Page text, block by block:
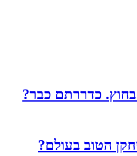
כדררתם כבר?